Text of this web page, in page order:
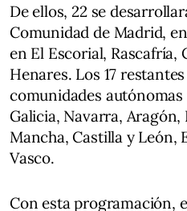
De ellos, 22 se
Comunidad de Madrid,
en El Escorial, Rascafría,
Henares. Los 17
comunidades
Galicia, Navarra, Aragón,
Mancha, Castilla y León,
Vasco.
Con esta programación,